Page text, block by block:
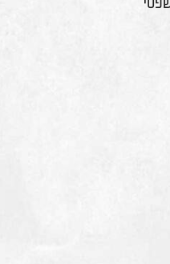
לאומי במקרה של פירוק